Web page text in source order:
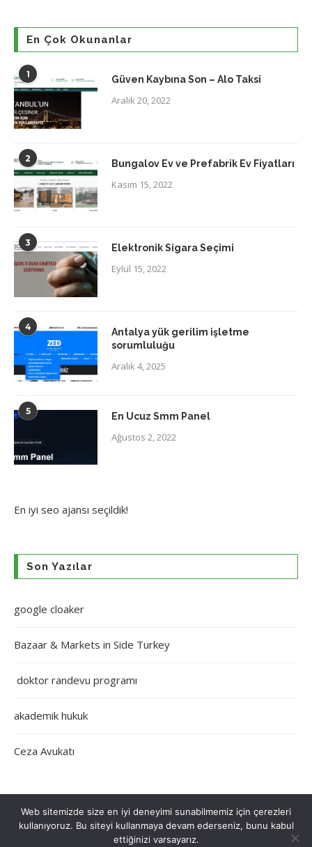
En Çok Okunanlar
1 Güven Kaybına Son – Alo Taksi
Aralık 20, 2022
2 Bungalov Ev ve Prefabrik Ev Fiyatları
Kasım 15, 2022
3 Elektronik Sigara Seçimi
Eylül 15, 2022
4
Antalya yük gerilim işletme
sorumluluğu
Aralık 4, 2025
5 En Ucuz Smm Panel
Ağustos 2, 2022
En iyi seo ajansı seçildik!
Son Yazılar
google cloaker
Bazaar & Markets in Side Turkey
doktor randevu programı
akademik hukuk
Ceza Avukatı
Gizlilik Politikası Hakkımızda
Web sitemizde size en iyi deneyimi sunabilmemiz için çerezleri
kullanıyoruz. Bu siteyi kullanmaya devam ederseniz, bunu kabul
ettiğinizi varsayarız.